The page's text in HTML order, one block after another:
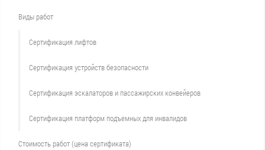
Виды работ
Сертификация лифтов
Сертификация устройств безопасности
Сертификация эскалаторов и пассажирских конвейеров
Сертификация платформ подъемных для инвалидов
Стоимость работ (цена сертификата)